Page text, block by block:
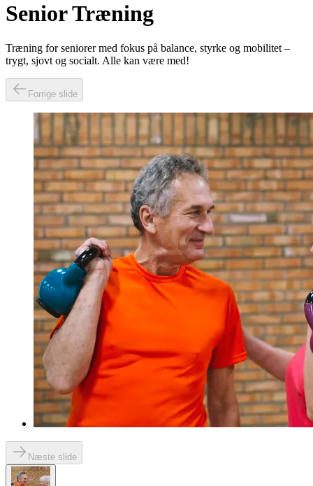
Senior Træning
Træning for seniorer med fokus på balance, styrke og mobilitet –
trygt, sjovt og socialt. Alle kan være med!
Forrige slide
Næste slide